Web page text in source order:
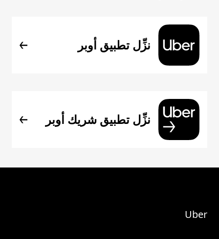
نزِّل تطبيق أوبر
نزِّل تطبيق شريك أوبر
Uber